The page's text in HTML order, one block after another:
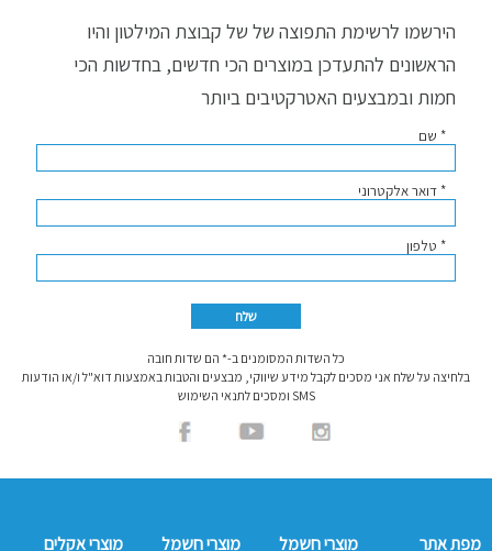
הירשמו לרשימת התפוצה של של קבוצת המילטון והיו
הראשונים להתעדכן במוצרים הכי חדשים, בחדשות הכי
חמות ובמבצעים האטרקטיבים ביותר
* שם
* דואר אלקטרוני
* טלפון
כל השדות המסומנים ב-* הם שדות חובה
בלחיצה על שלח אני מסכים לקבל מידע שיווקי, מבצעים והטבות באמצעות דוא"ל ו/או הודעות
SMS ומסכים לתנאי השימוש
מפת אתר
מוצרי חשמל
מוצרי חשמל
מוצרי אקלים